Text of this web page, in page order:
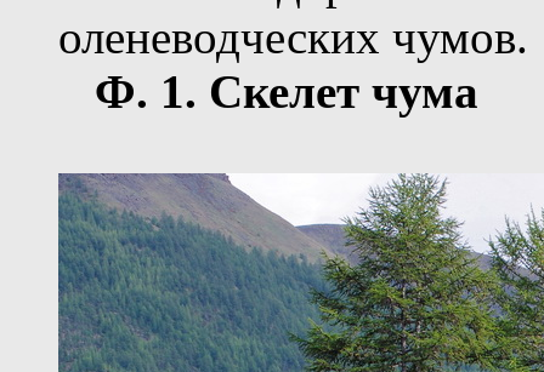
оленеводческих чумов.
Ф. 1. Скелет чума